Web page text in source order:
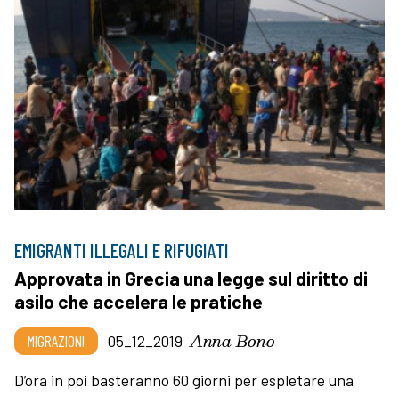
EMIGRANTI ILLEGALI E RIFUGIATI
Approvata in Grecia una legge sul diritto di
asilo che accelera le pratiche
MIGRAZIONI 05_12_2019 Anna Bono
D’ora in poi basteranno 60 giorni per espletare una